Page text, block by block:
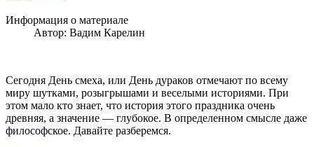
Информация о материале
Автор: Вадим Карелин
Сегодня День смеха, или День дураков отмечают по всему
миру шутками, розыгрышами и веселыми историями. При
этом мало кто знает, что история этого праздника очень
древняя, а значение — глубокое. В определенном смысле даже
философское. Давайте разберемся.